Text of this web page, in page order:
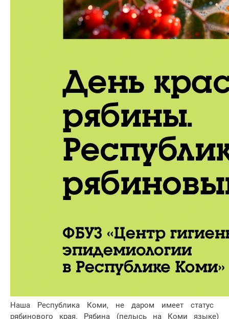
Наша Республика Коми, не даром имеет статус
рябинового края. Рябина (пелысь на Коми языке)